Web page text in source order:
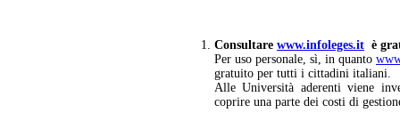
Consultare www.infoleges.it è
Per uso personale, sì, in quanto
gratuito per tutti i cittadini italiani.
Alle Università aderenti viene
coprire una parte dei costi di